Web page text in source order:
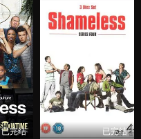
已完结 已完结